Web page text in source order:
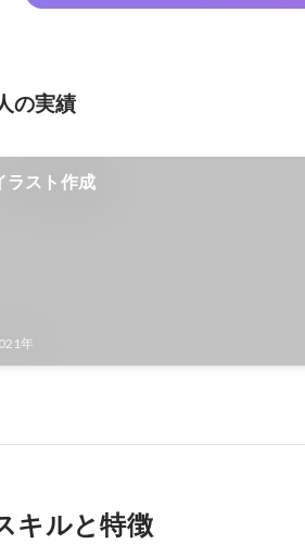
の実績
ラスト作成
年
キルと特徴